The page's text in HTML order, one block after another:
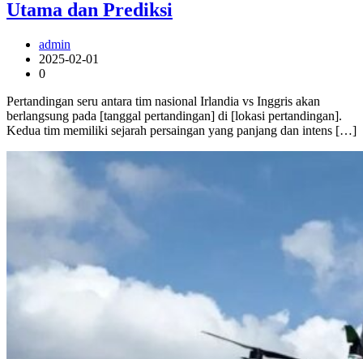
Utama dan Prediksi
admin
2025-02-01
0
Pertandingan seru antara tim nasional Irlandia vs Inggris akan
berlangsung pada [tanggal pertandingan] di [lokasi pertandingan].
Kedua tim memiliki sejarah persaingan yang panjang dan intens […]